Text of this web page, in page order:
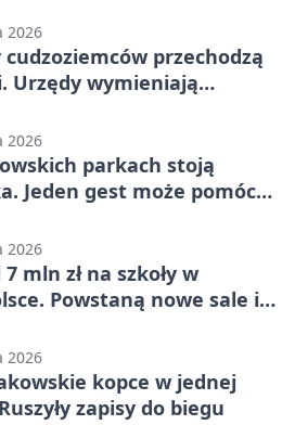
2026
cudzoziemców przechodzą
Urzędy wymieniają
2026
parkach stoją
Jeden gest może pomóc
2026
mln zł na szkoły w
Powstaną nowe sale i
2026
kopce w jednej
zapisy do biegu